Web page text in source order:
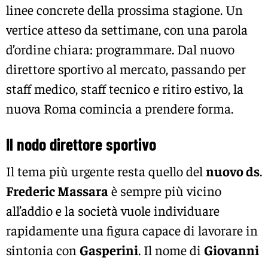
linee concrete della prossima stagione. Un
vertice atteso da settimane, con una parola
d’ordine chiara: programmare. Dal nuovo
direttore sportivo al mercato, passando per
staff medico, staff tecnico e ritiro estivo, la
nuova Roma comincia a prendere forma.
Il nodo direttore sportivo
Il tema più urgente resta quello del nuovo ds.
Frederic Massaraè sempre più vicino
all’addio e la società vuole individuare
rapidamente una figura capace di lavorare in
sintonia con Gasperini. Il nome di Giovanni